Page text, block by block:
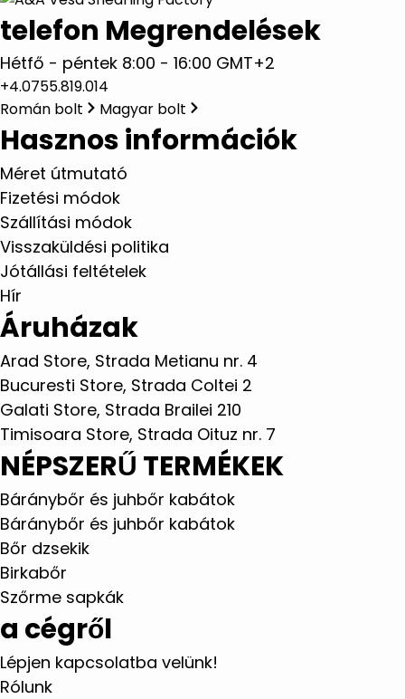
telefon Megrendelések
Hétfő - péntek 8:00 - 16:00 GMT+2
+4.0755.819.014
Román bolt
Magyar bolt
Hasznos információk
Méret útmutató
Fizetési módok
Szállítási módok
Visszaküldési politika
Jótállási feltételek
Hír
Áruházak
Arad Store, Strada Metianu nr. 4
Bucuresti Store, Strada Coltei 2
Galati Store, Strada Brailei 210
Timisoara Store, Strada Oituz nr. 7
NÉPSZERŰ TERMÉKEK
Báránybőr és juhbőr kabátok
Báránybőr és juhbőr kabátok
Bőr dzsekik
Birkabőr
Szőrme sapkák
a cégről
Lépjen kapcsolatba velünk!
Rólunk